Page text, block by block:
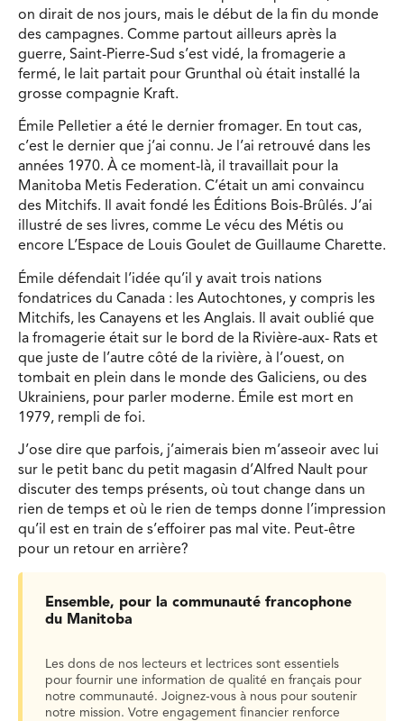
on dirait de nos jours, mais le début de la fin du monde
des campagnes. Comme partout ailleurs après la
guerre, Saint-Pierre-Sud s’est vidé, la fromagerie a
fermé, le lait partait pour Grunthal où était installé la
grosse compagnie Kraft.
Émile Pelletier a été le dernier fromager. En tout cas,
c’est le dernier que j’ai connu. Je l’ai retrouvé dans les
années 1970. À ce moment-là, il travaillait pour la
Manitoba Metis Federation. C’était un ami convaincu
des Mitchifs. Il avait fondé les Éditions Bois-Brûlés. J’ai
illustré de ses livres, comme Le vécu des Métis ou
encore L’Espace de Louis Goulet de Guillaume Charette.
Émile défendait l’idée qu’il y avait trois nations
fondatrices du Canada : les Autochtones, y compris les
Mitchifs, les Canayens et les Anglais. Il avait oublié que
la fromagerie était sur le bord de la Rivière-aux- Rats et
que juste de l’autre côté de la rivière, à l’ouest, on
tombait en plein dans le monde des Galiciens, ou des
Ukrainiens, pour parler moderne. Émile est mort en
1979, rempli de foi.
J’ose dire que parfois, j’aimerais bien m’asseoir avec lui
sur le petit banc du petit magasin d’Alfred Nault pour
discuter des temps présents, où tout change dans un
rien de temps et où le rien de temps donne l’impression
qu’il est en train de s’effoirer pas mal vite. Peut-être
pour un retour en arrière?
Ensemble, pour la communauté francophone
du Manitoba
Les dons de nos lecteurs et lectrices sont essentiels
pour fournir une information de qualité en français pour
notre communauté. Joignez-vous à nous pour soutenir
notre mission. Votre engagement financier renforce